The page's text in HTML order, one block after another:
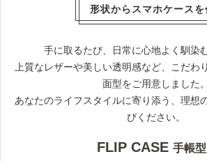
形状からスマホケースを
手に取るたび、日常に心地よく馴染
上質なレザーや美しい透明感など、こだわ
面型をご用意しました。
あなたのライフスタイルに寄り添う、理想
びください。
FLIP CASE手帳型